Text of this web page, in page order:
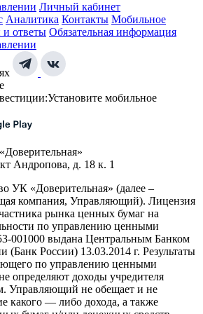
Личный кабинет
Аналитика Контакты Мобильное
ответы Обязательная информация
Установите мобильное
Андропова, д. 18 к. 1
УК «Доверительная» (далее –
компания, Управляющий). Лицензия
рынка ценных бумаг на
по управлению ценными
001000 выдана Центральным Банком
(Банк России) 13.03.2014 г. Результаты
по управлению ценными
определяют доходы учредителя
Управляющий не обещает и не
какого — либо дохода, а также